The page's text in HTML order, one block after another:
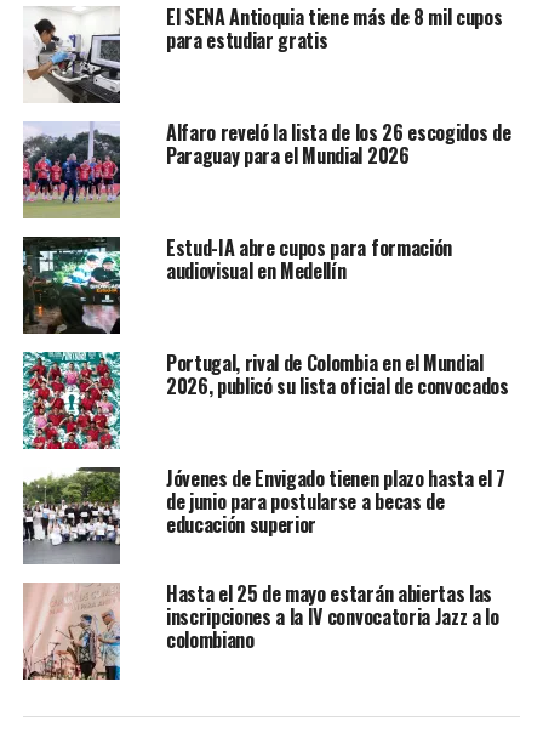
El SENA Antioquia tiene más de 8 mil cupos
para estudiar gratis
Alfaro reveló la lista de los 26 escogidos de
Paraguay para el Mundial 2026
Estud-IA abre cupos para formación
audiovisual en Medellín
Portugal, rival de Colombia en el Mundial
2026, publicó su lista oficial de convocados
Jóvenes de Envigado tienen plazo hasta el 7
de junio para postularse a becas de
educación superior
Hasta el 25 de mayo estarán abiertas las
inscripciones a la IV convocatoria Jazz a lo
colombiano